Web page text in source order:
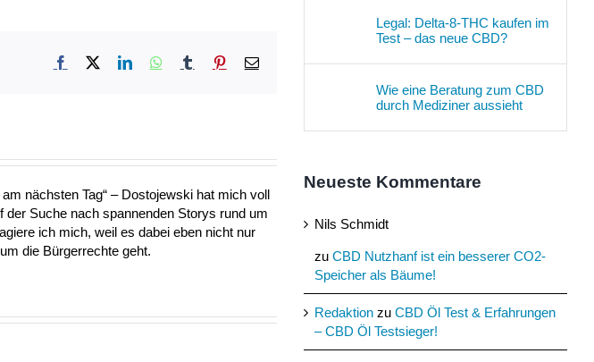
Facebook
X LinkedInWhatsApp
TumblrPinterest
E-
nächsten Tag“ – Dostojewski hat mich voll
Suche nach spannenden Storys rund um
ich mich, weil es dabei eben nicht nur
die Bürgerrechte geht.
Legal: Delta-8-THC kaufen im
Test – das neue CBD?
Wie eine Beratung zum CBD
durch Mediziner aussieht
Neueste Kommentare
Nils Schmidt
zu CBD Nutzhanf ist ein besserer CO2-
Speicher als Bäume!
Redaktion zu CBD Öl Test & Erfahrungen
– CBD Öl Testsieger!